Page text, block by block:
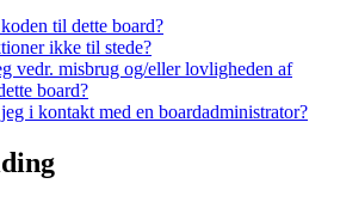
til dette board?
ikke til stede?
vedr. misbrug og/eller lovligheden af
board?
i kontakt med en boardadministrator?